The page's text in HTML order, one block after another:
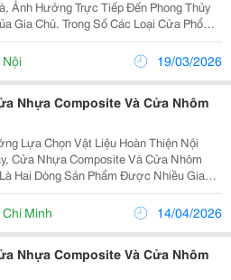
Ảnh Hưởng Trực Tiếp Đến Phong Thủy
Gia Chủ. Trong Số Các Loại Cửa Phổ
Cửa Chính 4 Cánh Nhôm Xingfa Được
Độ Bền Cao, Thiết Kế Sang Trọng Và...
Nội 19/03/2026
Nhựa Composite Và Cửa Nhôm
Lựa Chọn Vật Liệu Hoàn Thiện Nội
Cửa Nhựa Composite Và Cửa Nhôm
Hai Dòng Sản Phẩm Được Nhiều Gia
Tư Quan Tâm. Mỗi Loại Cửa Đều Sở
Điểm Riêng Về Độ Bền, Tính Thẩm Mỹ,
Chí Minh 14/04/2026
Nhựa Composite Và Cửa Nhôm